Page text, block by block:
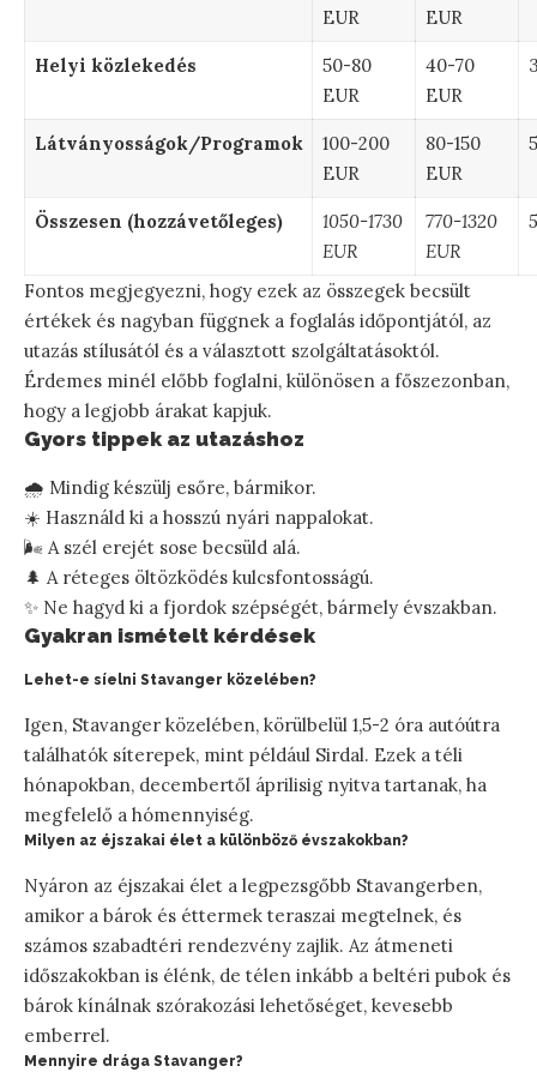
EUR
EUR
Helyi közlekedés
50-80
EUR
40-70
EUR
Látványosságok/Programok
100-200
EUR
80-150
EUR
Összesen (hozzávetőleges)
1050-1730
EUR
770-1320
EUR
Fontos megjegyezni, hogy ezek az összegek becsült
értékek és nagyban függnek a foglalás időpontjától, az
utazás stílusától és a választott szolgáltatásoktól.
Érdemes minél előbb foglalni, különösen a főszezonban,
hogy a legjobb árakat kapjuk.
Gyors tippek az utazáshoz
🌧️ Mindig készülj esőre, bármikor.
☀️ Használd ki a hosszú nyári nappalokat.
🌬️ A szél erejét sose becsüld alá.
🌲 A réteges öltözködés kulcsfontosságú.
✨ Ne hagyd ki a fjordok szépségét, bármely évszakban.
Gyakran ismételt kérdések
Lehet-e síelni Stavanger közelében?
Igen, Stavanger közelében, körülbelül 1,5-2 óra autóútra
találhatók síterepek, mint például Sirdal. Ezek a téli
hónapokban, decembertől áprilisig nyitva tartanak, ha
megfelelő a hómennyiség.
Milyen az éjszakai élet a különböző évszakokban?
Nyáron az éjszakai élet a legpezsgőbb Stavangerben,
amikor a bárok és éttermek teraszai megtelnek, és
számos szabadtéri rendezvény zajlik. Az átmeneti
időszakokban is élénk, de télen inkább a beltéri pubok és
bárok kínálnak szórakozási lehetőséget, kevesebb
emberrel.
Mennyire drága Stavanger?